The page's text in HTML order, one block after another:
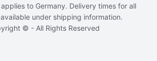
to Germany. Delivery times for all
under shipping information.
© - All Rights Reserved